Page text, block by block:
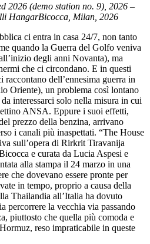
2026 (demo station no. 9), 2026 –
HangarBicocca, Milan, 2026
ci entra in casa 24/7, non tanto
quando la Guerra del Golfo veniva
degli anni Novanta), ma
che ci circondano. E in questi
dell’ennesima guerra in
Oriente), un problema così lontano
interessarci solo nella misura in cui
ANSA. Eppure i suoi effetti,
prezzo della benzina, arrivano
i canali più inaspettati. “The House
sull’opera di Rirkrit Tiravanija
e curata da Lucia Aspesi e
alla stampa il 24 marzo in una
che dovevano essere pronte per
in tempo, proprio a causa della
Thailandia all’Italia ha dovuto
percorrere la vecchia via passando
piuttosto che quella più comoda e
reso impraticabile in queste